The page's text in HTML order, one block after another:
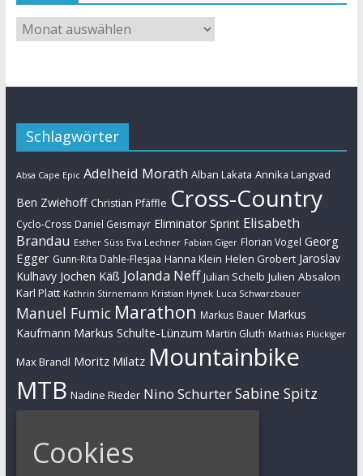
Schlagwörter
Absa Cape Epic Adelheid Morath Alban Lakata Annika Langvad
Ben Zwiehoff Christian Pfäffle Cross-Country
Cyclo-Cross Daniel Geismayr Eliminator Sprint Elisabeth
Brandau Esther Süss Eva Lechner Fabian Giger Florian Vogel Georg
Egger Gunn-Rita Dahle-Flesjaa Hanna Klein Helen Grobert Jaroslav
Kulhavy Jochen Käß Jolanda Neff Julian Schelb Julien Absalon
Karl Platt Kathrin Stirnemann Kristian Hynek Luca Schwarzbauer
Manuel Fumic Marathon Markus Bauer Markus
Kaufmann Markus Schulte-Lünzum Martin Gluth Mathias Flückiger
Max Brandl Moritz Milatz Mountainbike
MTB Nadine Rieder Nino SchurterSabine Spitz
Simon Stiebjahn
Cookies